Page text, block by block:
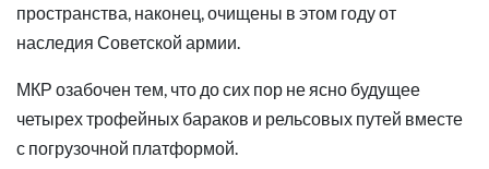
пространства, наконец, очищены в этом году от
наследия Советской армии.
МКР озабочен тем, что до сих пор не ясно будущее
четырех трофейных бараков и рельсовых путей вместе
с погрузочной платформой.